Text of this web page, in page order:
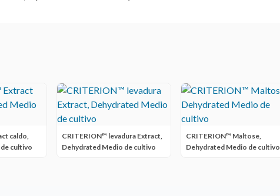
caldo,
cultivo
CRITERION™ levadura Extract,
Dehydrated Medio de cultivo
CRITERION™ Maltose,
Dehydrated Medio de cultivo